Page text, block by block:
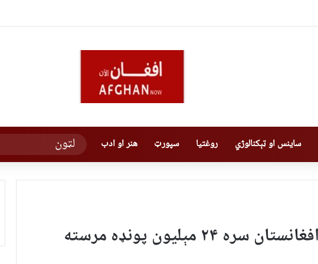
ساینس او ټېکنالوژي روغتیا سپورټ هنر او ادب
یونیسیف: بریټانیه له افغانستان سره ۲۴ مېلیون پونډه مرسته